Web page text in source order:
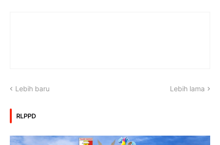
Lebih baru Lebih lama
RLPPD